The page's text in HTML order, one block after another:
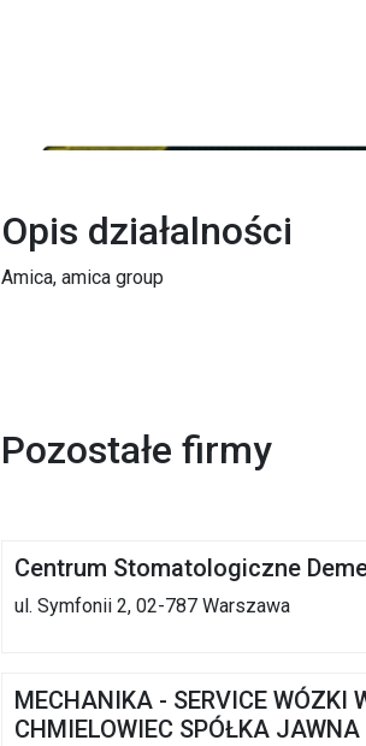
Opis działalności
Amica, amica group
Pozostałe firmy
Centrum Stomatologiczne
ul. Symfonii 2, 02-787 Warszawa
MECHANIKA - SERVICE WÓZKI
CHMIELOWIEC SPÓŁKA JAWNA